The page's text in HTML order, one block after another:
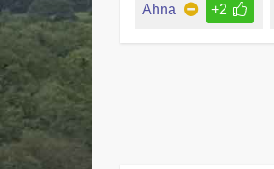
Ahna +2